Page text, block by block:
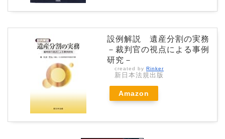
設例解説 遺産分割の実務
－裁判官の視点による事例
研究－
created by Rinker
新日本法規出版
Amazon